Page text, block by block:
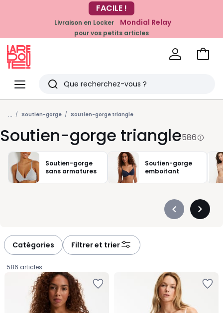
EN CE MOMENT
-20% dès 39€*
sur la mode
Livraison en Locker Mondial Relay
pour vos petits articles
Menu
Redoute
Rechercher
Derniers
articles
vus
Voir
... Soutien-gorge Soutien-gorge triangle
Soutien-gorge triangle586
Soutien-gorge
sans armatures
Soutien-gorge
emboitant
Précédent
Catégories Filtrer et trier
586 articles